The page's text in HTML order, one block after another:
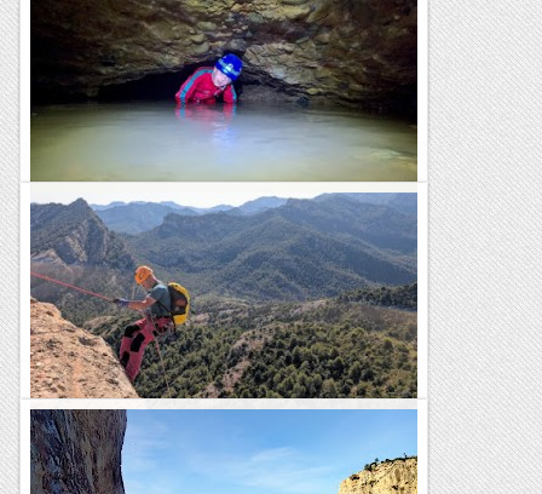
Avui hem fet una activitat lúdica i refrescant. A la Vall d'Aran
s'han sobrepassat els 35 graus de temperatura i teníem
moltes ganes de refrescar-nos bé. El...
Blog de muntanya
Botet de Casa Rei
Hem iniciat una estada de quatre dies als Pirineus amb una
singular activitat subterrània. De camí cap a la Vall d'Aran, ens
hem aturat a la Terreta per explorar el...
Blog de muntanya
Xurrador de Penyagalera (Toll de Vidre)
El barranc del Xorrador de Penyagalera, més conegut com a